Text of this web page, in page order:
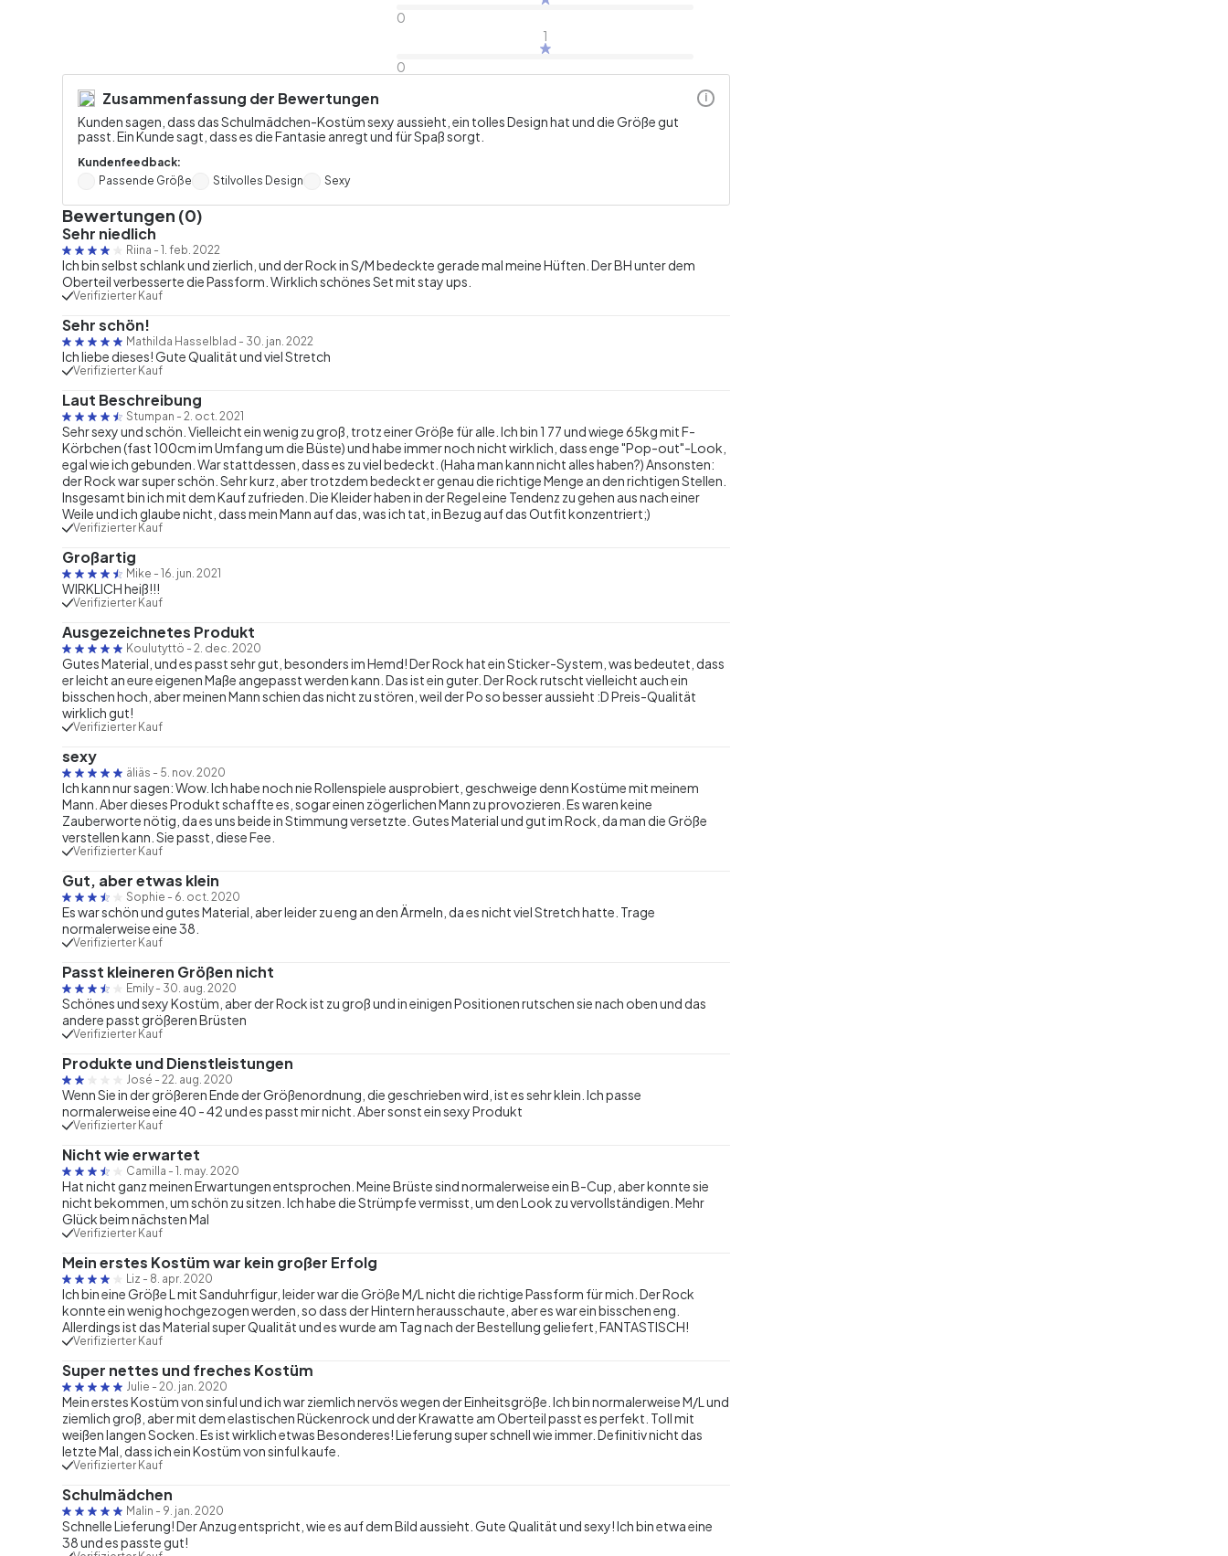
0
1
0
Zusammenfassung der Bewertungen
Kunden sagen, dass das Schulmädchen-Kostüm sexy aussieht, ein tolles Design hat und die Größe gut
passt. Ein Kunde sagt, dass es die Fantasie anregt und für Spaß sorgt.
Kundenfeedback:
Passende Größe
Stilvolles Design Sexy
i
Bewertungen (0)
Sehr niedlich
Riina - 1. feb. 2022
Ich bin selbst schlank und zierlich, und der Rock in S/M bedeckte gerade mal meine Hüften. Der BH unter dem
Oberteil verbesserte die Passform. Wirklich schönes Set mit stay ups.
Verifizierter Kauf
Sehr schön!
Mathilda Hasselblad - 30. jan. 2022
Ich liebe dieses! Gute Qualität und viel Stretch
Verifizierter Kauf
Laut Beschreibung
Stumpan - 2. oct. 2021
Sehr sexy und schön. Vielleicht ein wenig zu groß, trotz einer Größe für alle. Ich bin 1 77 und wiege 65kg mit F-
Körbchen (fast 100cm im Umfang um die Büste) und habe immer noch nicht wirklich, dass enge "Pop-out"-Look,
egal wie ich gebunden. War stattdessen, dass es zu viel bedeckt. (Haha man kann nicht alles haben?) Ansonsten:
der Rock war super schön. Sehr kurz, aber trotzdem bedeckt er genau die richtige Menge an den richtigen Stellen.
Insgesamt bin ich mit dem Kauf zufrieden. Die Kleider haben in der Regel eine Tendenz zu gehen aus nach einer
Weile und ich glaube nicht, dass mein Mann auf das, was ich tat, in Bezug auf das Outfit konzentriert;)
Verifizierter Kauf
Großartig
Mike - 16. jun. 2021
WIRKLICH heiß!!!
Verifizierter Kauf
Ausgezeichnetes Produkt
Koulutyttö - 2. dec. 2020
Gutes Material, und es passt sehr gut, besonders im Hemd! Der Rock hat ein Sticker-System, was bedeutet, dass
er leicht an eure eigenen Maße angepasst werden kann. Das ist ein guter. Der Rock rutscht vielleicht auch ein
bisschen hoch, aber meinen Mann schien das nicht zu stören, weil der Po so besser aussieht :D Preis-Qualität
wirklich gut!
Verifizierter Kauf
sexy
äliäs - 5. nov. 2020
Ich kann nur sagen: Wow. Ich habe noch nie Rollenspiele ausprobiert, geschweige denn Kostüme mit meinem
Mann. Aber dieses Produkt schaffte es, sogar einen zögerlichen Mann zu provozieren. Es waren keine
Zauberworte nötig, da es uns beide in Stimmung versetzte. Gutes Material und gut im Rock, da man die Größe
verstellen kann. Sie passt, diese Fee.
Verifizierter Kauf
Gut, aber etwas klein
Sophie - 6. oct. 2020
Es war schön und gutes Material, aber leider zu eng an den Ärmeln, da es nicht viel Stretch hatte. Trage
normalerweise eine 38.
Verifizierter Kauf
Passt kleineren Größen nicht
Emily - 30. aug. 2020
Schönes und sexy Kostüm, aber der Rock ist zu groß und in einigen Positionen rutschen sie nach oben und das
andere passt größeren Brüsten
Verifizierter Kauf
Produkte und Dienstleistungen
José - 22. aug. 2020
Wenn Sie in der größeren Ende der Größenordnung, die geschrieben wird, ist es sehr klein. Ich passe
normalerweise eine 40 - 42 und es passt mir nicht. Aber sonst ein sexy Produkt
Verifizierter Kauf
Nicht wie erwartet
Camilla - 1. may. 2020
Hat nicht ganz meinen Erwartungen entsprochen. Meine Brüste sind normalerweise ein B-Cup, aber konnte sie
nicht bekommen, um schön zu sitzen. Ich habe die Strümpfe vermisst, um den Look zu vervollständigen. Mehr
Glück beim nächsten Mal
Verifizierter Kauf
Mein erstes Kostüm war kein großer Erfolg
Liz - 8. apr. 2020
Ich bin eine Größe L mit Sanduhrfigur, leider war die Größe M/L nicht die richtige Passform für mich. Der Rock
konnte ein wenig hochgezogen werden, so dass der Hintern herausschaute, aber es war ein bisschen eng.
Allerdings ist das Material super Qualität und es wurde am Tag nach der Bestellung geliefert, FANTASTISCH!
Verifizierter Kauf
Super nettes und freches Kostüm
Julie - 20. jan. 2020
Mein erstes Kostüm von sinful und ich war ziemlich nervös wegen der Einheitsgröße. Ich bin normalerweise M/L und
ziemlich groß, aber mit dem elastischen Rückenrock und der Krawatte am Oberteil passt es perfekt. Toll mit
weißen langen Socken. Es ist wirklich etwas Besonderes! Lieferung super schnell wie immer. Definitiv nicht das
letzte Mal, dass ich ein Kostüm von sinful kaufe.
Verifizierter Kauf
Schulmädchen
Malin - 9. jan. 2020
Schnelle Lieferung! Der Anzug entspricht, wie es auf dem Bild aussieht. Gute Qualität und sexy! Ich bin etwa eine
38 und es passte gut!